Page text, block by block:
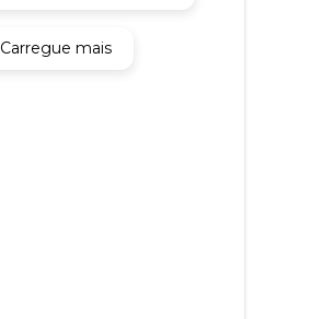
Carregue mais